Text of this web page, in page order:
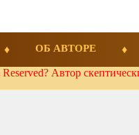
ОБ АВТОРЕ
Автор